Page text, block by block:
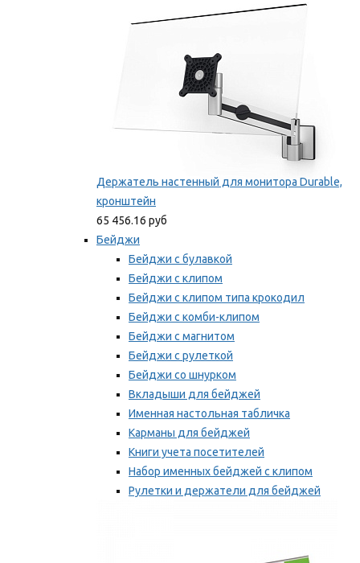
Держатель настенный для монитора Durable,
кронштейн
65 456.16 руб
Бейджи
Бейджи с булавкой
Бейджи с клипом
Бейджи с клипом типа крокодил
Бейджи с комби-клипом
Бейджи с магнитом
Бейджи с рулеткой
Бейджи со шнурком
Вкладыши для бейджей
Именная настольная табличка
Карманы для бейджей
Книги учета посетителей
Набор именных бейджей с клипом
Рулетки и держатели для бейджей